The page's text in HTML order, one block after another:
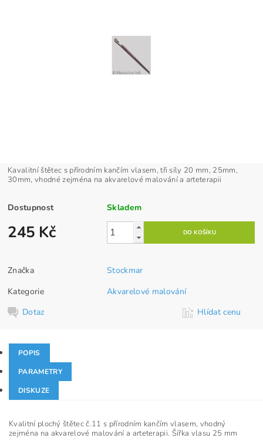
Kavalitní štětec s přírodním kančím vlasem, tři síly 20 mm, 25mm,
30mm, vhodné zejména na akvarelové malování a arteterapii
Dostupnost Skladem
245 Kč
Značka
Stockmar
Kategorie
Akvarelové malování
Dotaz
Hlídat cenu
POPIS
PARAMETRY
DISKUZE
Kvalitní plochý štětec č.11 s přírodním kančím vlasem, vhodný
zejména na akvarelové malování a arteterapii. Šířka vlasu 25 mm